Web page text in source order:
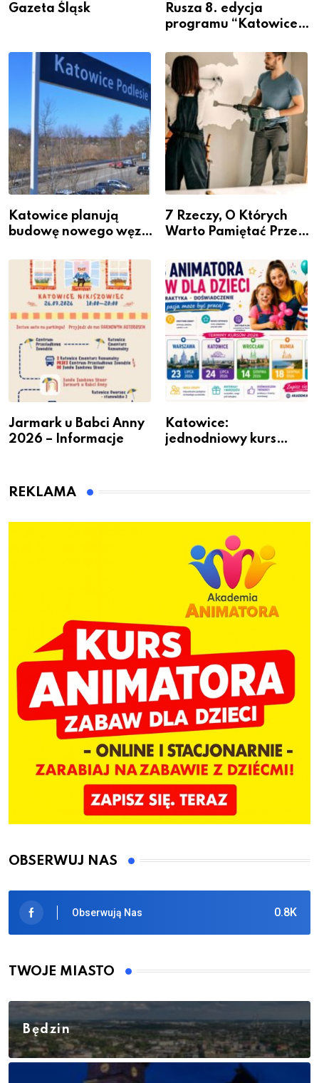
Gazeta Śląsk
Rusza 8. edycja
programu “Katowice
– nabór dla
przedsiębiorców
Katowice planują
budowę nowego węzła
Podlesiu
7 Rzeczy, O Których
Warto Pamiętać Przed
Jarmark u Babci Anny
2026 – Informacje
Katowice:
jednodniowy kurs
REKLAMA
OBSERWUJ NAS
0.8K
Obserwują Nas
TWOJE MIASTO
Będzin